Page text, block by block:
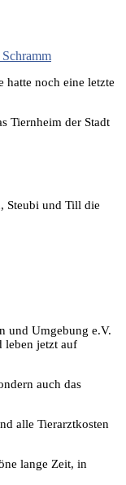
hatte noch eine letzte
Tiernheim der Stadt
Steubi und Till die
und Umgebung e.V.
leben jetzt auf
auch das
alle Tierarztkosten
lange Zeit, in